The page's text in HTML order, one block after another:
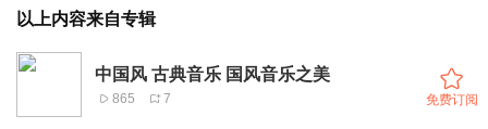
以上内容来自专辑
中国风 古典音乐 国风音乐之美
865 7 免费订阅